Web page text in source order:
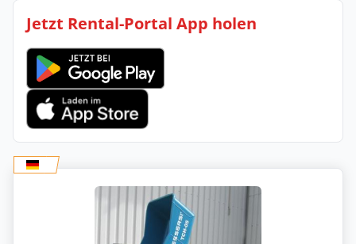
Jetzt Rental-Portal App holen